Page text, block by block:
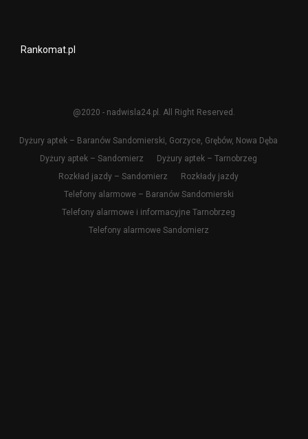
Rankomat.pl
@2020 - nadwisla24.pl. All Right Reserved.
Dyżury aptek – Baranów Sandomierski, Gorzyce, Grębów, Nowa Dęba
Dyżury aptek – Sandomierz
Dyżury aptek – Tarnobrzeg
Rozkład jazdy – Sandomierz
Rozkłady jazdy
Telefony alarmowe – Baranów Sandomierski
Telefony alarmowe i informacyjne Tarnobrzeg
Telefony alarmowe Sandomierz